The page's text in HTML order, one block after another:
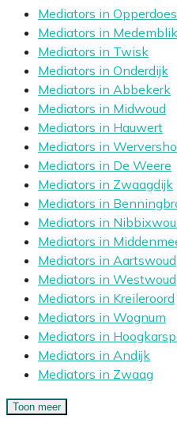
Mediators in Opperdoes
Mediators in Medemblik
Mediators in Twisk
Mediators in Onderdijk
Mediators in Abbekerk
Mediators in Midwoud
Mediators in Hauwert
Mediators in
Mediators in De Weere
Mediators in Zwaagdijk
Mediators in
Mediators in
Mediators in
Mediators in Aartswoud
Mediators in Westwoud
Mediators in Kreileroord
Mediators in Wognum
Mediators in
Mediators in Andijk
Mediators in Zwaag
Toon meer